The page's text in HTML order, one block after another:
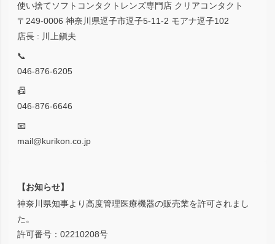
使い捨てソフトコンタクトレンズ専門店 クリアコンタクト
〒249-0006 神奈川県逗子市逗子5-11-2 モアナ逗子102
店長 : 川上鎭夫
📞
046-876-6205
📠
046-876-6646
📧
mail@kurikon.co.jp
【お知らせ】
神奈川県知事より高度管理医療機器の販売業を許可されまし
た。
許可番号：02210208号